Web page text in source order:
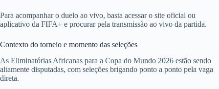
Para acompanhar o duelo ao vivo, basta acessar o site oficial ou
aplicativo da FIFA+ e procurar pela transmissão ao vivo da partida.
Contexto do torneio e momento das seleções
As Eliminatórias Africanas para a Copa do Mundo 2026 estão sendo
altamente disputadas, com seleções brigando ponto a ponto pela vaga
direta.